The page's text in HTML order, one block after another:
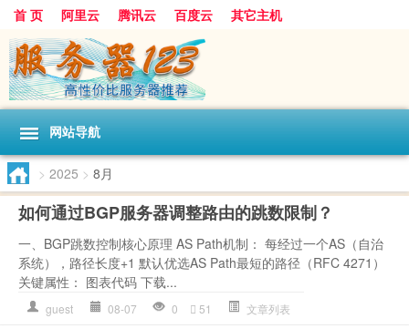
首 页 阿里云 腾讯云 百度云 其它主机
网站导航
> 2025 > 8月
如何通过BGP服务器调整路由的跳数限制？
一、BGP跳数控制核心原理 AS Path机制： 每经过一个AS（自治
系统），路径长度+1 默认优选AS Path最短的路径（RFC 4271）
关键属性： 图表代码 下载...
guest 08-07 0 51 文章列表